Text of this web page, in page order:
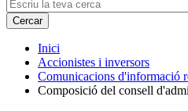
Inici
Accionistes i inversors
Comunicacions d'informació
Composició del consell